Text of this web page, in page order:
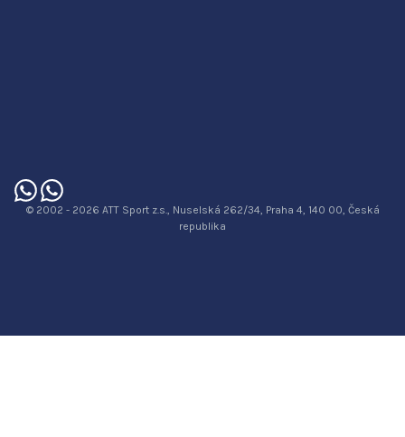
© 2002 - 2026 ATT Sport z.s., Nuselská 262/34, Praha 4, 140 00, Česká
republika